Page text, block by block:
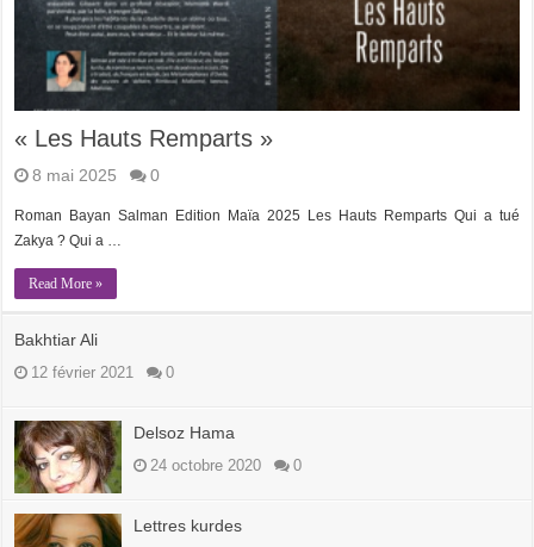
« Les Hauts Remparts »
8 mai 2025 0
Roman Bayan Salman Edition Maïa 2025 Les Hauts Remparts Qui a tué
Zakya ? Qui a …
Read More »
Bakhtiar Ali
12 février 2021 0
Delsoz Hama
24 octobre 2020 0
Lettres kurdes